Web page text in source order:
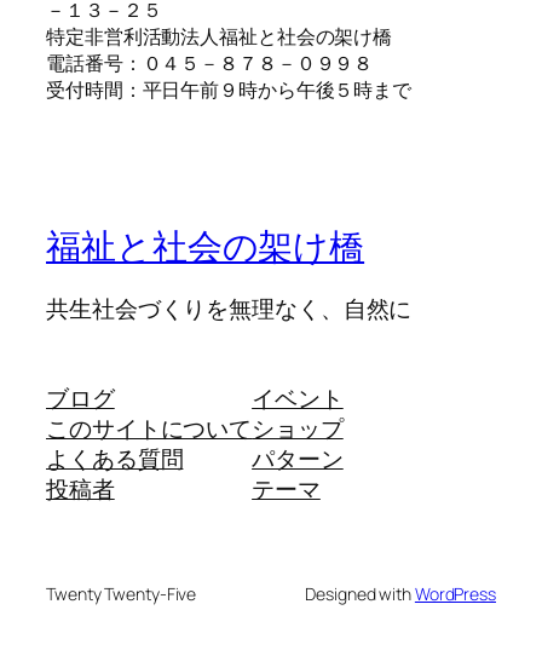
－１３－２５
特定非営利活動法人福祉と社会の架け橋
電話番号：０４５－８７８－０９９８
受付時間：平日午前９時から午後５時まで
福祉と社会の架け橋
共生社会づくりを無理なく、自然に
ブログ
このサイトについて
よくある質問
投稿者
イベント
ショップ
パターン
テーマ
Twenty Twenty-Five Designed withWordPress